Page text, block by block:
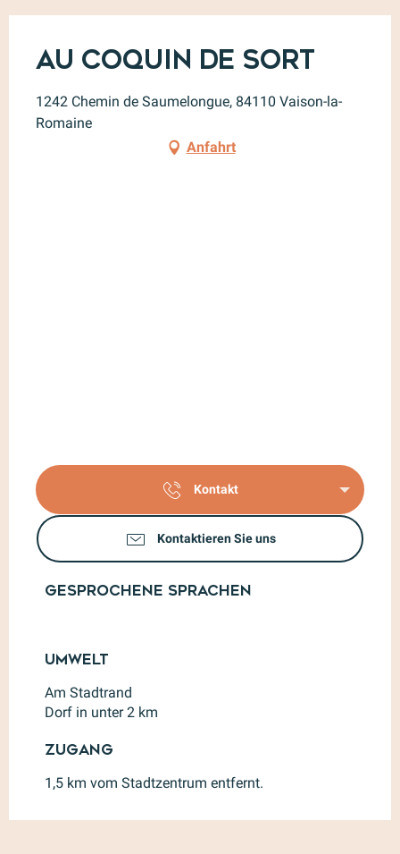
Au Coquin de Sort
1242 Chemin de Saumelongue, 84110 Vaison-la-
Romaine
Anfahrt
Kontakt
Kontaktieren Sie uns
Gesprochene Sprachen
Gesprochene Sprachen
Umwelt
Umwelt
Am Stadtrand
Dorf in unter 2 km
Zugang
Zugang
1,5 km vom Stadtzentrum entfernt.